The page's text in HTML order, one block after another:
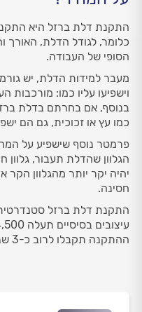
התקנת דלת ברזל היא
כלומר, לגודל הדלת, האורך
הסופי של העבודה.
מעבר למידות הדלת, יש
וישפיעו עליו כמו: מורכבות
בנוסף, אם בחרתם בדלת
כמו עץ או זכוכית, גם הם
פרמטר נוסף שישפיע על
הגלוון שהדלת תעבור, גלוון
יהיה יקר יותר מהגלוון
חסינה.
ההתקנה תקבלו לרוב כ-3 שנים של אחריות.